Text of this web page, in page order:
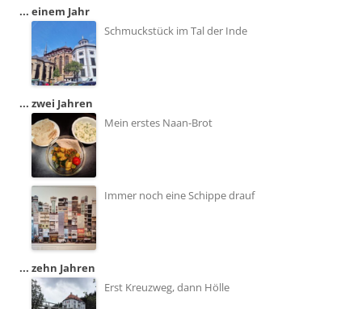
... einem Jahr
Schmuckstück im Tal der Inde
... zwei Jahren
Mein erstes Naan-Brot
Immer noch eine Schippe drauf
... zehn Jahren
Erst Kreuzweg, dann Hölle